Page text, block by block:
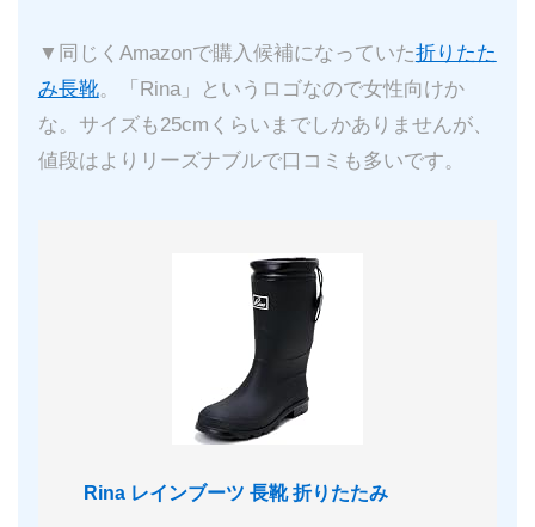
▼同じくAmazonで購入候補になっていた折りたた
み長靴。「Rina」というロゴなので女性向けか
な。サイズも25cmくらいまでしかありませんが、
値段はよりリーズナブルで口コミも多いです。
Rina レインブーツ 長靴 折りたたみ